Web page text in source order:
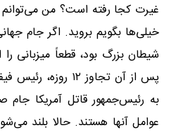
غیرت کجا رفته است؟ من
خیلی‌ها بگویم بروید. اگر جام
شیطان بزرگ بود، قطعاً میزبانی
پس از آن تجاوز ۱۲
به رئیس‌جمهور قاتل آمریکا جام
عوامل آنها هستند. حالا بلند